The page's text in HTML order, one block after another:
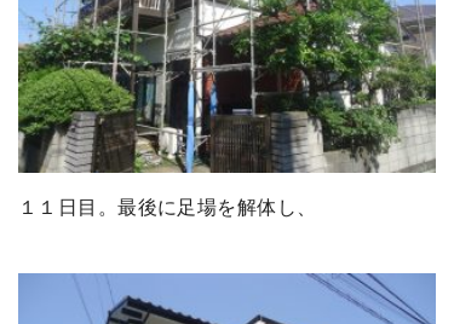
１１日目。最後に足場を解体し、